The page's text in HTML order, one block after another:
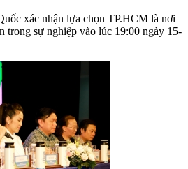
xác nhận lựa chọn TP.HCM là nơi
trong sự nghiệp vào lúc 19:00 ngày 15-